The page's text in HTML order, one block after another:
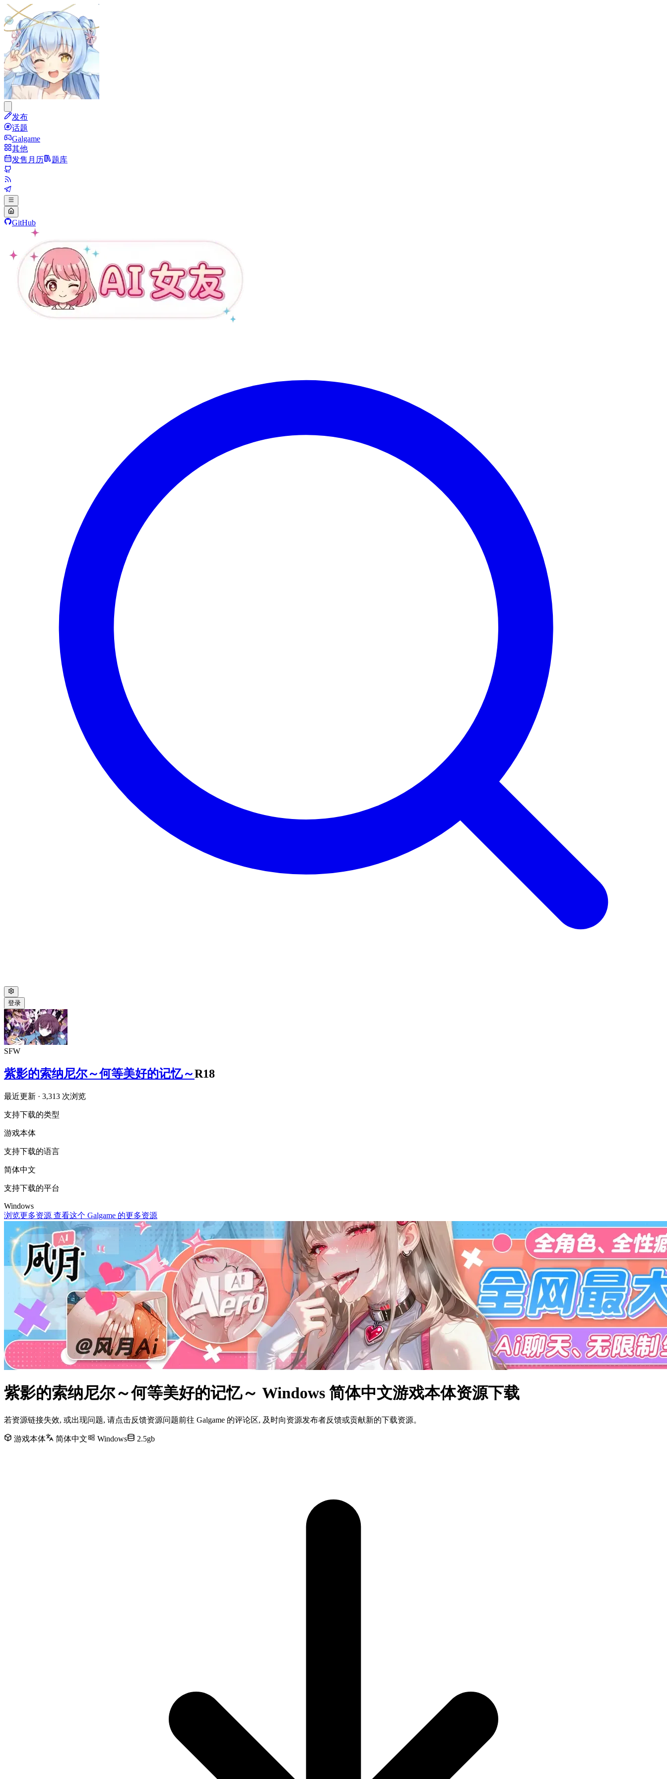
发布
话题
Galgame
其他
发售月历
题库
GitHub
登录
SFW
紫影的索纳尼尔～何等美好的记忆～R18
最近更新 · 3,313 次浏览
支持下载的类型
游戏本体
支持下载的语言
简体中文
支持下载的平台
Windows
浏览更多资源 查看这个 Galgame 的更多资源
紫影的索纳尼尔～何等美好的记忆～ Windows 简体中文游戏本体资源下载
若资源链接失效, 或出现问题, 请点击反馈资源问题前往 Galgame 的评论区, 及时向资源发布者反馈或贡献新的下载资源。
游戏本体 简体中文 Windows 2.5gb